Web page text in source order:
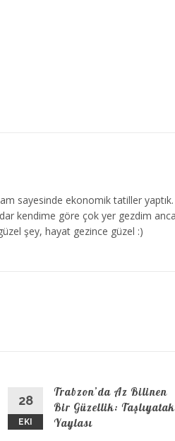
sayesinde ekonomik tatiller
kendime göre çok yer gezdim
şey, hayat gezince güzel :)
28
EKI
Trabzon’da Az Bilinen
Bir Güzellik: Taşlıyatak
Yaylası